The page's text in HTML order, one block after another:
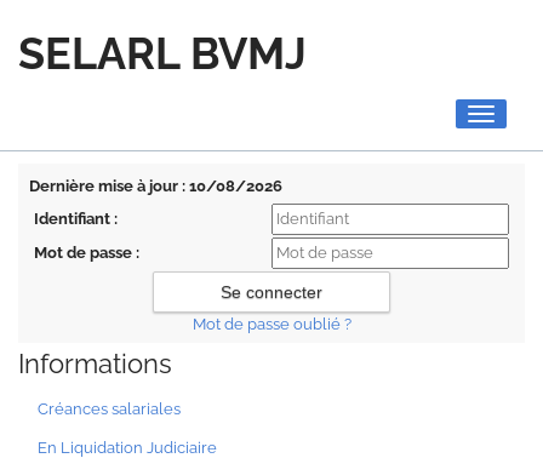
SELARL BVMJ
Toggle
Dernière mise à jour : 10/08/2026
Identifiant :
Mot de passe :
Mot de passe oublié ?
Informations
Créances salariales
En Liquidation Judiciaire